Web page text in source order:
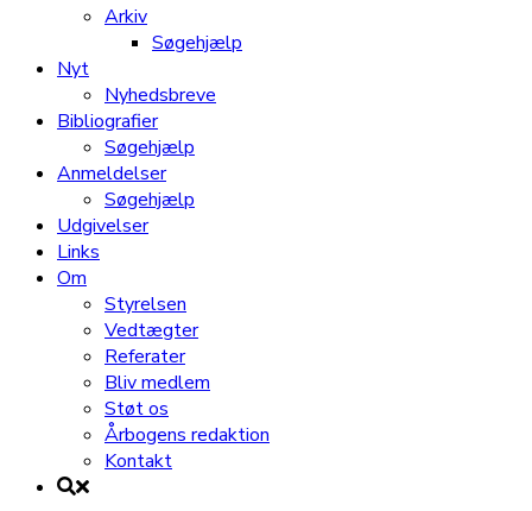
Arkiv
Søgehjælp
Nyt
Nyhedsbreve
Bibliografier
Søgehjælp
Anmeldelser
Søgehjælp
Udgivelser
Links
Om
Styrelsen
Vedtægter
Referater
Bliv medlem
Støt os
Årbogens redaktion
Kontakt